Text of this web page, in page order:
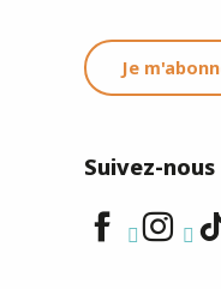
Je
Suivez-nous